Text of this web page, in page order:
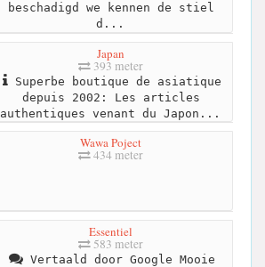
beschadigd we kennen de stiel
d...
Japan
393 meter
Superbe boutique de asiatique
depuis 2002: Les articles
authentiques venant du Japon...
Wawa Poject
434 meter
Essentiel
583 meter
Vertaald door Google Mooie